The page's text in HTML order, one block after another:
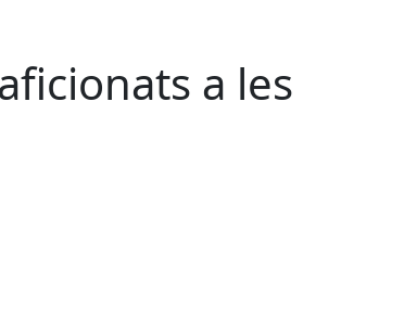
a les